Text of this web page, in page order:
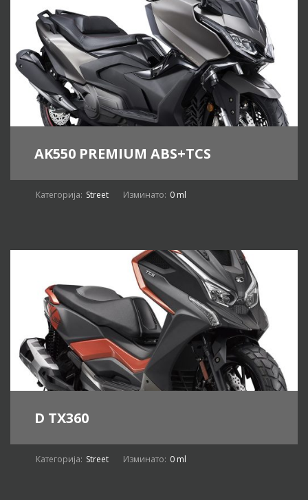
AK550 PREMIUM ABS+TCS
Категорија: Street Изминато: 0 ml
D TX360
Категорија: Street Изминато: 0 ml